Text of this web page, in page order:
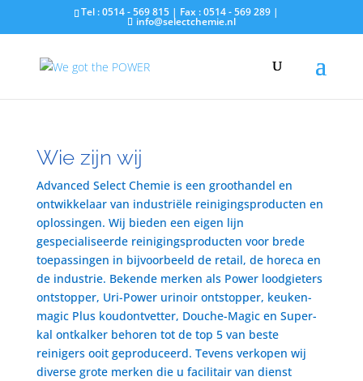
Tel : 0514 - 569 815 | Fax : 0514 - 569 289 |
info@selectchemie.nl
Wie zijn wij
Advanced Select Chemie is een groothandel en
ontwikkelaar van industriële reinigingsproducten en
oplossingen. Wij bieden een eigen lijn
gespecialiseerde reinigingsproducten voor brede
toepassingen in bijvoorbeeld de retail, de horeca en
de industrie. Bekende merken als Power loodgieters
ontstopper, Uri-Power urinoir ontstopper, keuken-
magic Plus koudontvetter, Douche-Magic en Super-
kal ontkalker behoren tot de top 5 van beste
reinigers ooit geproduceerd. Tevens verkopen wij
diverse grote merken die u facilitair van dienst